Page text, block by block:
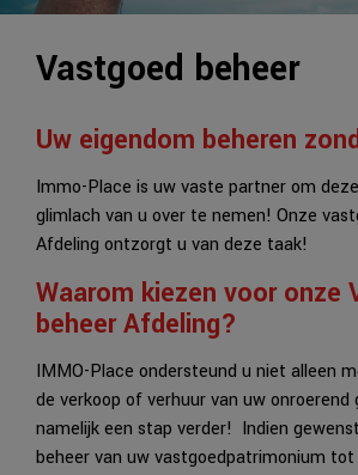
Vastgoed beheer
Uw eigendom beheren
Immo-Place is uw vaste partner om
glimlach van u over te nemen! Onze
Afdeling ontzorgt u van deze taak!
Waarom kiezen voor onze
beheer Afdeling?
IMMO-Place ondersteund u niet alleen
de verkoop of verhuur van uw onroerend
namelijk een stap verder! Indien
beheer van uw vastgoedpatrimonium